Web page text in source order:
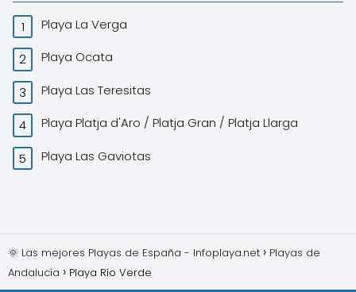
Playa La Verga
Playa Ocata
Playa Las Teresitas
Playa Platja d'Aro / Platja Gran / Platja Llarga
Playa Las Gaviotas
🌞 Las mejores Playas de España - Infoplaya.net
Playas de
Andalucía
Playa Río Verde